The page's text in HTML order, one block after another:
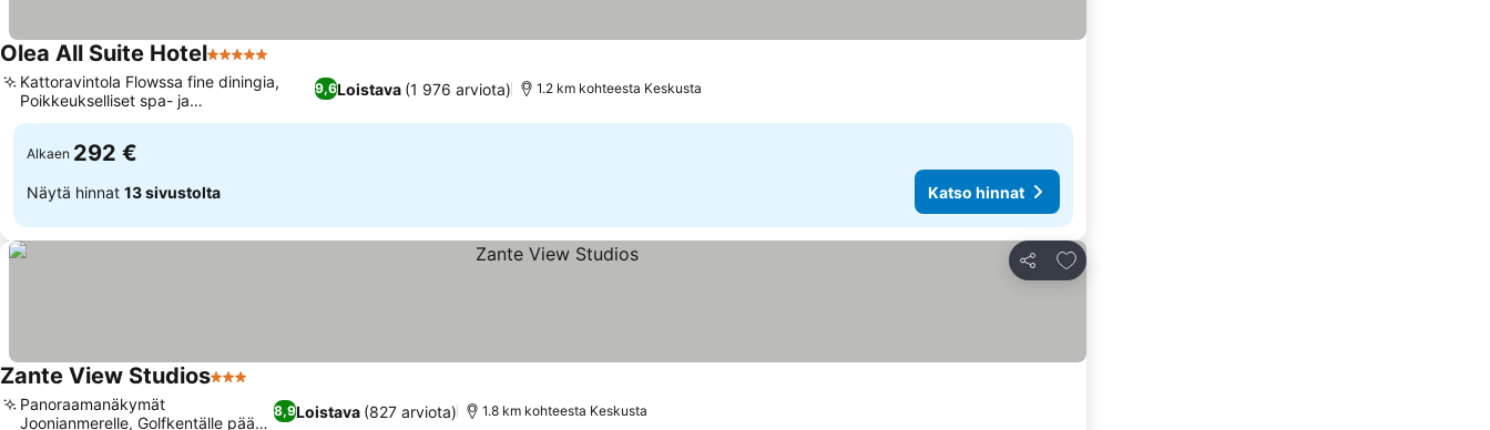
Olea All Suite Hotel5 Tähtiluokitus
9,6Loistava (1 976 arviota)
Kattoravintola Flowssa fine diningia,
Poikkeukselliset spa- ja
hyvinvointipalvelut
1.2 km kohteesta Keskusta
Alkaen 292 €
Näytä hinnat 13 sivustolta Katso hinnat
Jaa
Lisää suosikkeihin
Zante View Studios3 Tähtiluokitus
8,9Loistava (827 arviota)
Panoraamanäkymät
Joonianmerelle, Golfkentälle pääsy
1.8 km kohteesta Keskusta